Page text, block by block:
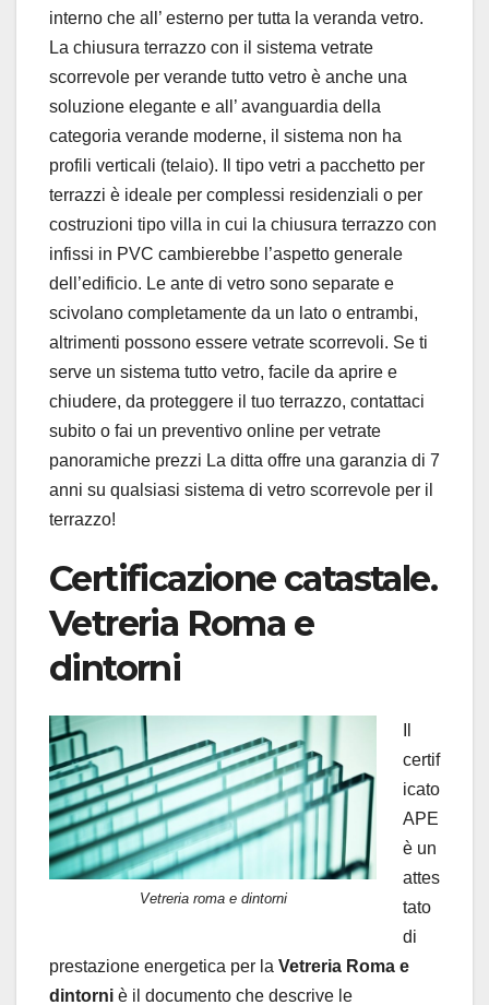
interno che all’ esterno per tutta la veranda vetro.
La chiusura terrazzo con il sistema vetrate
scorrevole per verande tutto vetro è anche una
soluzione elegante e all’ avanguardia della
categoria verande moderne, il sistema non ha
profili verticali (telaio). Il tipo vetri a pacchetto per
terrazzi è ideale per complessi residenziali o per
costruzioni tipo villa in cui la chiusura terrazzo con
infissi in PVC cambierebbe l’aspetto generale
dell’edificio. Le ante di vetro sono separate e
scivolano completamente da un lato o entrambi,
altrimenti possono essere vetrate scorrevoli. Se ti
serve un sistema tutto vetro, facile da aprire e
chiudere, da proteggere il tuo terrazzo, contattaci
subito o fai un preventivo online per vetrate
panoramiche prezzi La ditta offre una garanzia di 7
anni su qualsiasi sistema di vetro scorrevole per il
terrazzo!
Certificazione catastale.
Vetreria Roma e
dintorni
Vetreria roma e dintorni
certif
icato
APE
è un
attes
tato
di
prestazione energetica per la Vetreria Roma e
dintorni è il documento che descrive le